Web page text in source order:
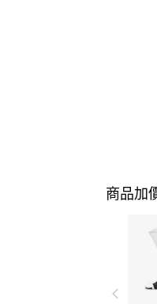
商品加